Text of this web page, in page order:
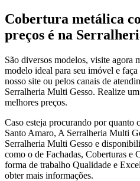
Cobertura metálica
preços é na
São diversos modelos, visite agora
modelo ideal para seu imóvel e
nosso site ou pelos canais de
Serralheria Multi Gesso. Realize
melhores preços.
Caso esteja procurando por quanto
Santo Amaro, A Serralheria Multi
Serralheria Multi Gesso e
como o de Fachadas, Coberturas e
forma de trabalho Qualidade e
obter mais informações.